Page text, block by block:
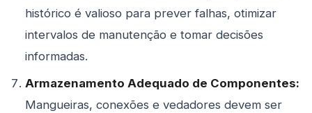
histórico é valioso para prever falhas, otimizar
intervalos de manutenção e tomar decisões
informadas.
Armazenamento Adequado de Componentes:
Mangueiras, conexões e vedadores devem ser